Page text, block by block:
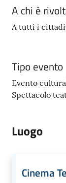
A chi è
A tutti i
Tipo evento
Evento
Spettacolo
Luogo
Cinema